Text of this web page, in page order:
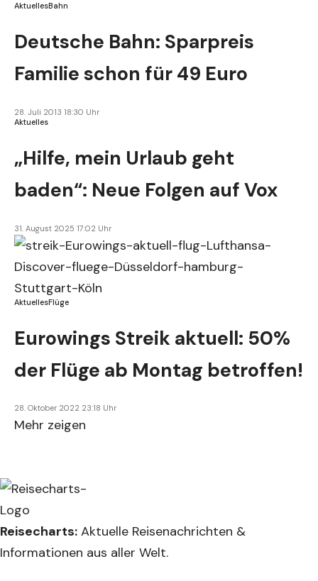
AktuellesBahn
Deutsche Bahn: Sparpreis
Familie schon für 49 Euro
28. Juli 2013 18:30 Uhr
Aktuelles
„Hilfe, mein Urlaub geht
baden“: Neue Folgen auf Vox
31. August 2025 17:02 Uhr
AktuellesFlüge
Eurowings Streik aktuell: 50%
der Flüge ab Montag betroffen!
28. Oktober 2022 23:18 Uhr
Mehr zeigen
Reisecharts: Aktuelle Reisenachrichten &
Informationen aus aller Welt.